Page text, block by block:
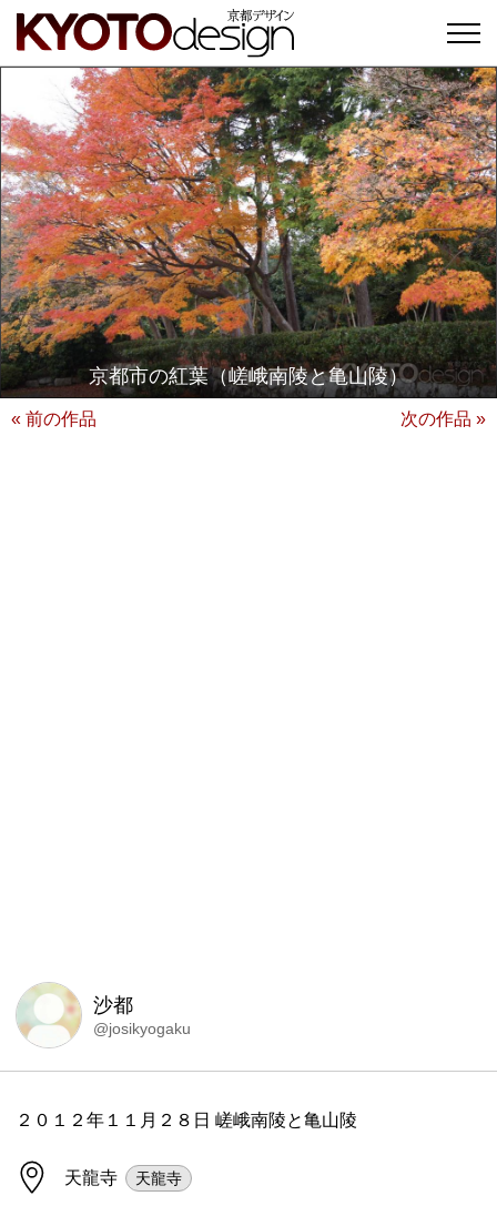
京都市の紅葉（嵯峨南陵と亀山陵）
« 前の作品 次の作品 »
沙都
@josikyogaku
２０１２年１１月２８日 嵯峨南陵と亀山陵
天龍寺 天龍寺